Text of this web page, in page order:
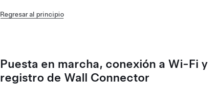
Regresar al principio
Puesta en marcha, conexión a Wi-Fi y
registro de Wall Connector